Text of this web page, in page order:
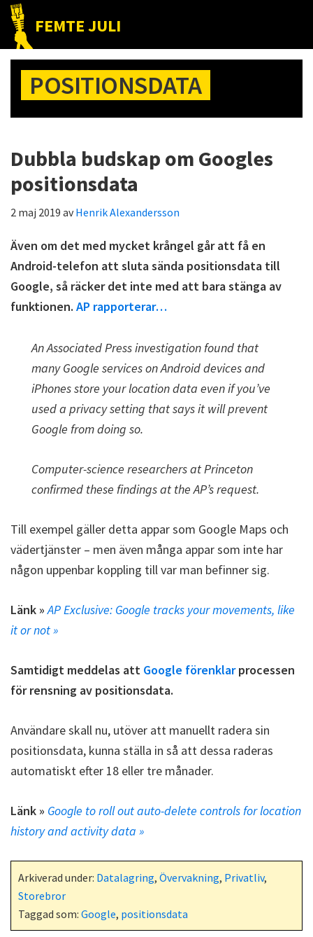
Hoppa
huvudnavigering
Hoppa
huvudinnehåll
Hoppa
det
primära
sidofältet
FEMTE JULI
Nätet
till
folket!POSITIONSDATA
Dubbla budskap om Googles
positionsdata
2 maj 2019 avHenrik Alexandersson
Även om det med mycket krångel går att få en
Android-telefon att sluta sända positionsdata till
Google, så räcker det inte med att bara stänga av
funktionen. AP rapporterar…
An Associated Press investigation found that
many Google services on Android devices and
iPhones store your location data even if you’ve
used a privacy setting that says it will prevent
Google from doing so.
Computer-science researchers at Princeton
confirmed these findings at the AP’s request.
Till exempel gäller detta appar som Google Maps och
vädertjänster – men även många appar som inte har
någon uppenbar koppling till var man befinner sig.
Länk » AP Exclusive: Google tracks your movements, like
it or not »
Samtidigt meddelas att Google förenklarprocessen
för rensning av positionsdata.
Användare skall nu, utöver att manuellt radera sin
positionsdata, kunna ställa in så att dessa raderas
automatiskt efter 18 eller tre månader.
Länk » Google to roll out auto-delete controls for location
history and activity data »
Arkiverad under: Datalagring, Övervakning, Privatliv,
Storebror
Taggad som: Google, positionsdata